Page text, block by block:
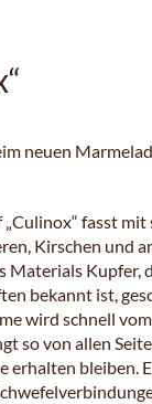
neuen
fasst
Kirschen und
Materials Kupfer,
bekannt ist,
wird schnell
so von allen
erhalten